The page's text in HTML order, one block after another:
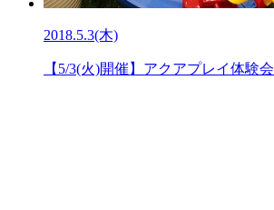
2018.5.3(木)
【5/3(火)開催】アクアプレイ体験会